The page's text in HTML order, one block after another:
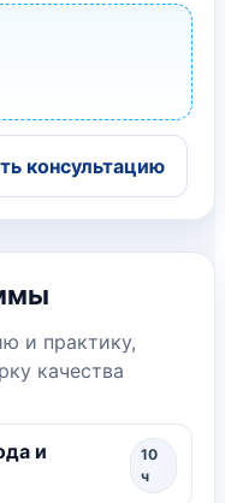
консультацию
и практику,
качества
и
10
ч